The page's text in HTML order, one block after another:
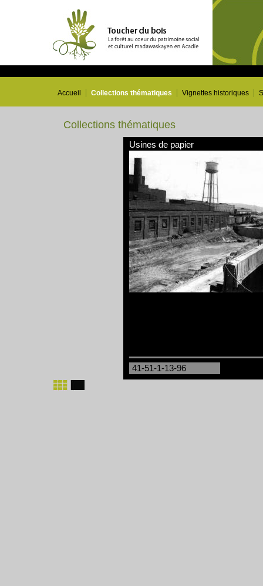
Accueil Collections thématiques Vignettes historiques
Collections thématiques
Usines de papier
41-51-1-13-96